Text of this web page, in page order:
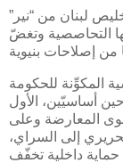
لبنان من “نير”
التحاصصية وتغضّ
المكوِّنة للحكومة
أساسيّين، الأول
المعارضة وعلى
إلى السراي،
حماية داخلية تخفّف